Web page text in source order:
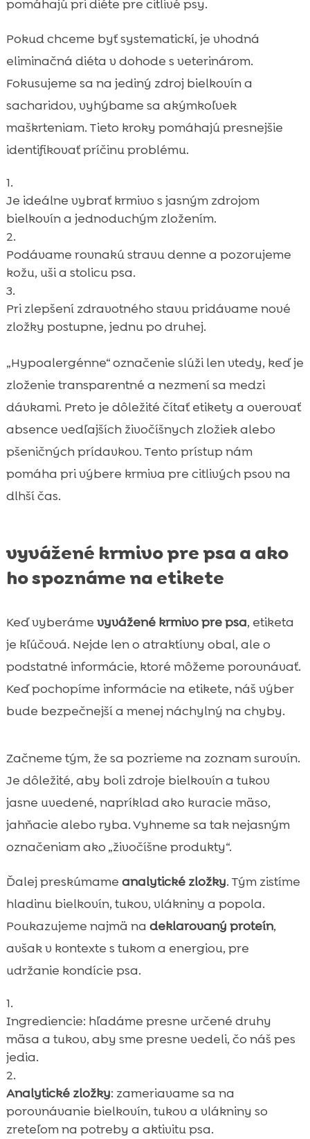
pomáhajú pri diéte pre citlivé psy.
Pokud chceme byť systematickí, je vhodná
eliminačná diéta v dohode s veterinárom.
Fokusujeme sa na jediný zdroj bielkovín a
sacharidov, vyhýbame sa akýmkoľvek
maškrteniam. Tieto kroky pomáhajú presnejšie
identifikovať príčinu problému.
Je ideálne vybrať krmivo s jasným zdrojom
bielkovín a jednoduchým zložením.
Podávame rovnakú stravu denne a pozorujeme
kožu, uši a stolicu psa.
Pri zlepšení zdravotného stavu pridávame nové
zložky postupne, jednu po druhej.
„Hypoalergénne“ označenie slúži len vtedy, keď je
zloženie transparentné a nezmení sa medzi
dávkami. Preto je dôležité čítať etikety a overovať
absence vedľajších živočíšnych zložiek alebo
pšeničných prídavkov. Tento prístup nám
pomáha pri výbere krmiva pre citlivých psov na
dlhší čas.
vyvážené krmivo pre psa a ako
ho spoznáme na etikete
Keď vyberáme vyvážené krmivo pre psa, etiketa
je kľúčová. Nejde len o atraktívny obal, ale o
podstatné informácie, ktoré môžeme porovnávať.
Keď pochopíme informácie na etikete, náš výber
bude bezpečnejší a menej náchylný na chyby.
Začneme tým, že sa pozrieme na zoznam surovín.
Je dôležité, aby boli zdroje bielkovín a tukov
jasne uvedené, napríklad ako kuracie mäso,
jahňacie alebo ryba. Vyhneme sa tak nejasným
označeniam ako „živočíšne produkty“.
Ďalej preskúmame analytické zložky. Tým zistíme
hladinu bielkovín, tukov, vlákniny a popola.
Poukazujeme najmä na deklarovaný proteín,
avšak v kontexte s tukom a energiou, pre
udržanie kondície psa.
Ingrediencie: hľadáme presne určené druhy
mäsa a tukov, aby sme presne vedeli, čo náš pes
jedia.
Analytické zložky: zameriavame sa na
porovnávanie bielkovín, tukov a vlákniny so
zreteľom na potreby a aktivitu psa.